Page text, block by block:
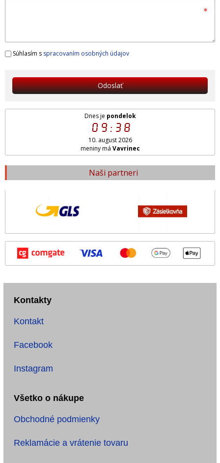
Súhlasím s spracovaním osobných údajov
Odoslať
Dnes je pondelok
09:38
10. august 2026
meniny má Vavrinec
Naši partneri
Kontakty
Kontakt
Facebook
Instagram
Všetko o nákupe
Obchodné podmienky
Reklamácie a vrátenie tovaru